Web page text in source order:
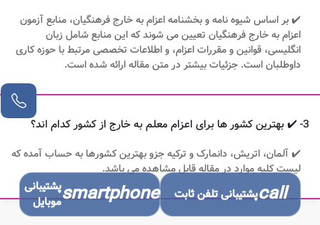
✔️ بر اساس شیوه‌ نامه و بخشنامه اعزام به خارج فرهنگیان، منابع آزمون
اعزام به خارج فرهنگیان تعیین می‌ شوند که این منابع شامل زبان
انگلیسی، قوانین و مقررات اعزام، و اطلاعات تخصصی مرتبط با حوزه کاری
داوطلبان است. جزئیات بیشتر در متن مقاله ارائه شده است.
3- ✔️ بهترین کشور ها برای اعزام معلم به خارج از کشور کدام اند؟
✔️ آلمان، اتریش، دانمارک و ترکیه جزو بهترین کشورها به حساب آمده که
لیست کلیه موارد در مقاله قابل مشاهده می باشد.
callپشتیبانی تلفن ثابت smartphoneپشتیبانی
موبایل
مشاور آنلاین